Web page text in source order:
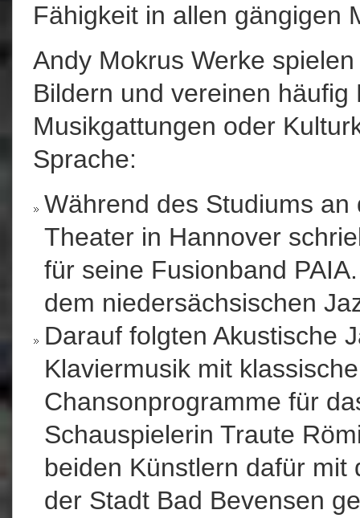
Fähigkeit in allen gängigen
Andy Mokrus Werke
Bildern und vereinen
Musikgattungen oder
Sprache:
Während des Studiums
Theater in Hannover
für seine Fusionband
dem niedersächsischen
Darauf folgten Akustische
Klaviermusik mit
Chansonprogramme für
Schauspielerin Traute
beiden Künstlern dafür
der Stadt Bad Bevensen